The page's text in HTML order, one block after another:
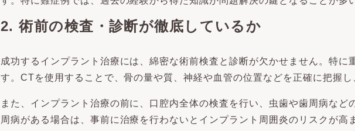
2. 術前の検査・診断が徹底しているか
成功するインプラント治療には、綿密な術前検査と診断が欠かせません。特
す。CTを使用することで、骨の量や質、神経や血管の位置などを正確に把握
また、インプラント治療の前に、口腔内全体の検査を行い、虫歯や歯周病な
周病がある場合は、事前に治療を行わないとインプラント周囲炎のリスクが高